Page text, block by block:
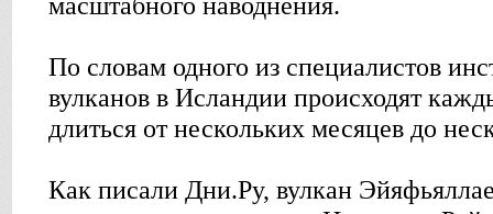
По словам одного из специалистов
вулканов в Исландии происходят
длиться от нескольких месяцев до
Как писали Дни.Ру, вулкан